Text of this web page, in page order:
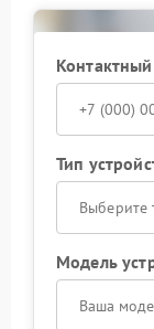
Тип
Выберите
Модель